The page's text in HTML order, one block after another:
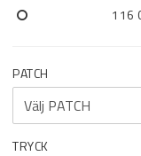
116
PATCH
TRYCK